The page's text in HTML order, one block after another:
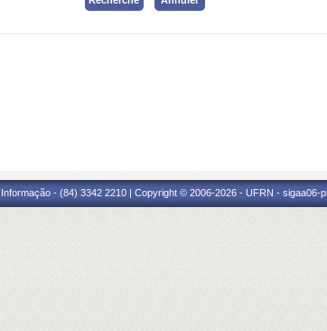
- (84) 3342 2210 | Copyright © 2006-2026 - UFRN - sigaa06-